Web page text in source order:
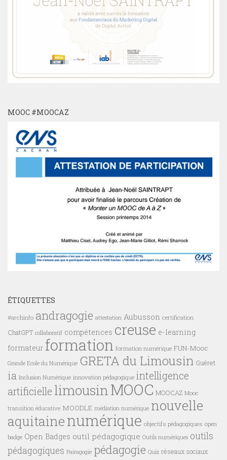
MOOC #MOOCAZ
ÉTIQUETTES
#archinfo andragogie attestation Aubusson certification
ChatGPT collaboratif compétences creuse e-learning
formateur formation formation numérique FUN-Mooc
Grande Ecole du Numérique GRETA du Limousin Guéret
ia Inclusion Numérique innovation pédagogique intelligence
artificielle limousin MOOC MOOCAZ Mooc
transition éducative MOODLE médiation numérique nouvelle
aquitainenumérique objectifs pédagogiques open
badge Open Badges outil pédagogique Outils numériques outils
pédagogiques Pairagogie pédagogie Quiz réseaux sociaux